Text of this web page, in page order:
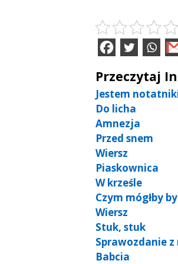
Przeczytaj
Jestem
Do licha
Amnezja
Przed snem
Wiersz
Piaskownica
W krześle
Czym mógłby
Wiersz
Stuk, stuk
Sprawozdanie z
Babcia